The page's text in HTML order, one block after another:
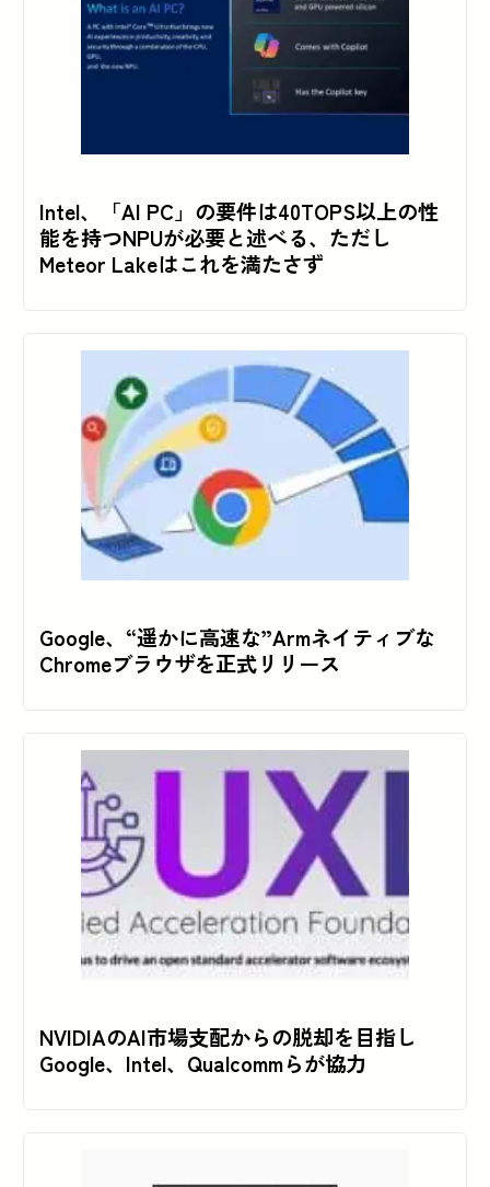
Intel、「AI PC」の要件は40TOPS以上の性
能を持つNPUが必要と述べる、ただし
Meteor Lakeはこれを満たさず
Google、“遥かに高速な”Armネイティブな
Chromeブラウザを正式リリース
NVIDIAのAI市場支配からの脱却を目指し
Google、Intel、Qualcommらが協力